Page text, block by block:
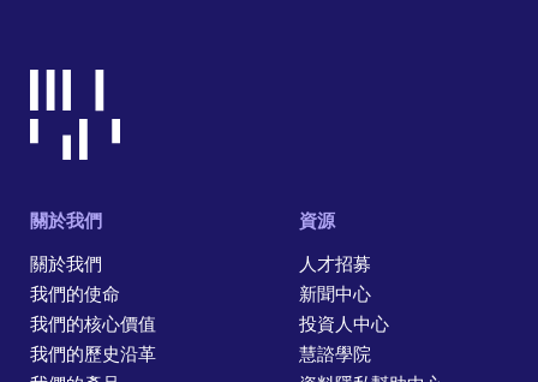
關於我們
關於我們
我們的使命
我們的核心價值
我們的歷史沿革
資源
人才招募
新聞中心
投資人中心
慧諮學院